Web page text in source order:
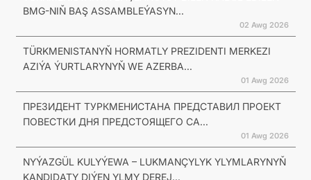
BMG-NIŇ BAŞ ASSAMBLEÝASYN...
02 Awg 2026
TÜRKMENISTANYŇ HORMATLY PREZIDENTI MERKEZI
AZIÝA ÝURTLARYNYŇ WE AZERBA...
01 Awg 2026
ПРЕЗИДЕНТ ТУРКМЕНИСТАНА ПРЕДСТАВИЛ ПРОЕКТ
ПОВЕСТКИ ДНЯ ПРЕДСТОЯЩЕГО СА...
01 Awg 2026
NYÝAZGÜL KULYÝEWA – LUKMANÇYLYK YLYMLARYNYŇ
KANDIDATY DIÝEN YLMY DEREJ...